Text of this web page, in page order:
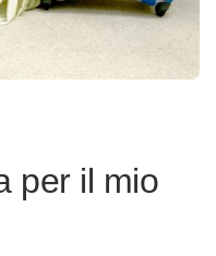
per il mio